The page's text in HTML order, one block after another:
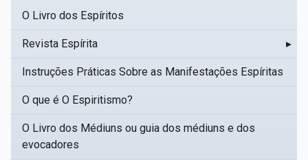
O Livro dos Espíritos
Revista Espírita ▸
Instruções Práticas Sobre as Manifestações Espíritas
O que é O Espiritismo?
O Livro dos Médiuns ou guia dos médiuns e dos
evocadores